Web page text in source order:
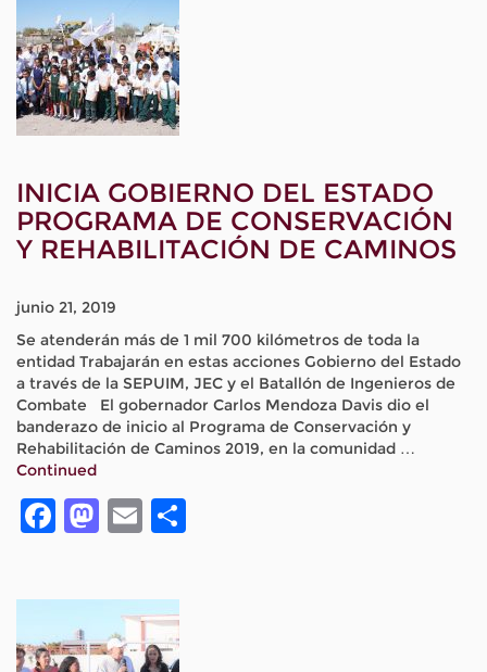
INICIA GOBIERNO DEL ESTADO
PROGRAMA DE CONSERVACIÓN
Y REHABILITACIÓN DE CAMINOS
junio 21, 2019
Se atenderán más de 1 mil 700 kilómetros de toda la
entidad Trabajarán en estas acciones Gobierno del Estado
a través de la SEPUIM, JEC y el Batallón de Ingenieros de
Combate El gobernador Carlos Mendoza Davis dio el
banderazo de inicio al Programa de Conservación y
Rehabilitación de Caminos 2019, en la comunidad …
Continued
Facebook
Mastodon
Email